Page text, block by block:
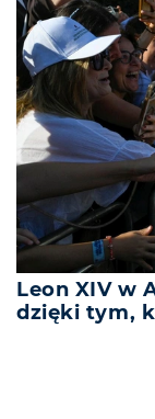
Leon XIV w
dzięki tym,